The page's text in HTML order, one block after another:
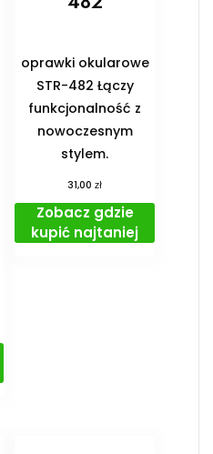
oprawki okularowe
STR-482 Łączy
funkcjonalność z
nowoczesnym
stylem.
31,00zł
Zobacz gdzie
kupić najtaniej